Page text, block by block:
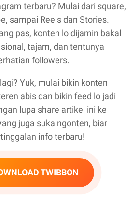
terbaru? Mulai dari square,
sampai Reels dan Stories.
pas, konten lo dijamin bakal
tajam, dan tentunya
followers.
Yuk, mulai bikin konten
abis dan bikin feed lo jadi
lupa share artikel ini ke
juga suka ngonten, biar
info terbaru!
TWIBBON